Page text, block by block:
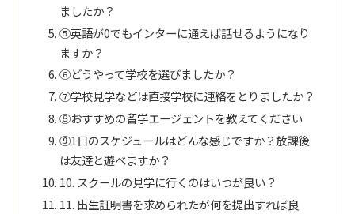
ましたか？
⑤英語が0でもインターに通えば話せるようになり
ますか？
⑥どうやって学校を選びましたか？
⑦学校見学などは直接学校に連絡をとりましたか？
⑧おすすめの留学エージェントを教えてください
⑨1日のスケジュールはどんな感じですか？放課後
は友達と遊べますか？
10. スクールの見学に行くのはいつが良い？
11. 出生証明書を求められたが何を提出すれば良